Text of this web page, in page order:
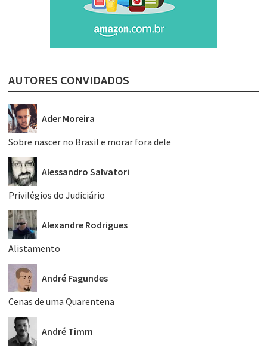
AUTORES CONVIDADOS
Ader Moreira
Sobre nascer no Brasil e morar fora dele
Alessandro Salvatori
Privilégios do Judiciário
Alexandre Rodrigues
Alistamento
André Fagundes
Cenas de uma Quarentena
André Timm